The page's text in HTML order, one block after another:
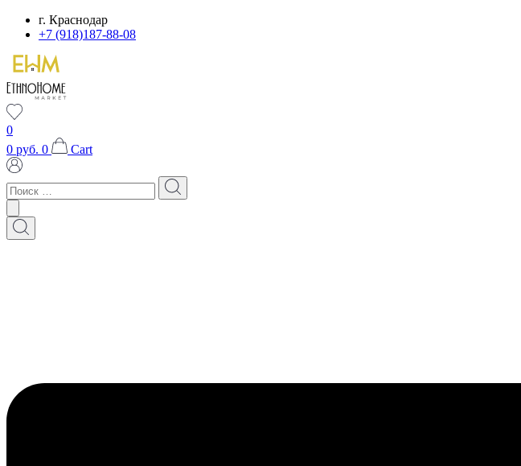
Перейтиг. Краснодар
+7 (918)187-88-08
0
0 руб. 0 Cart